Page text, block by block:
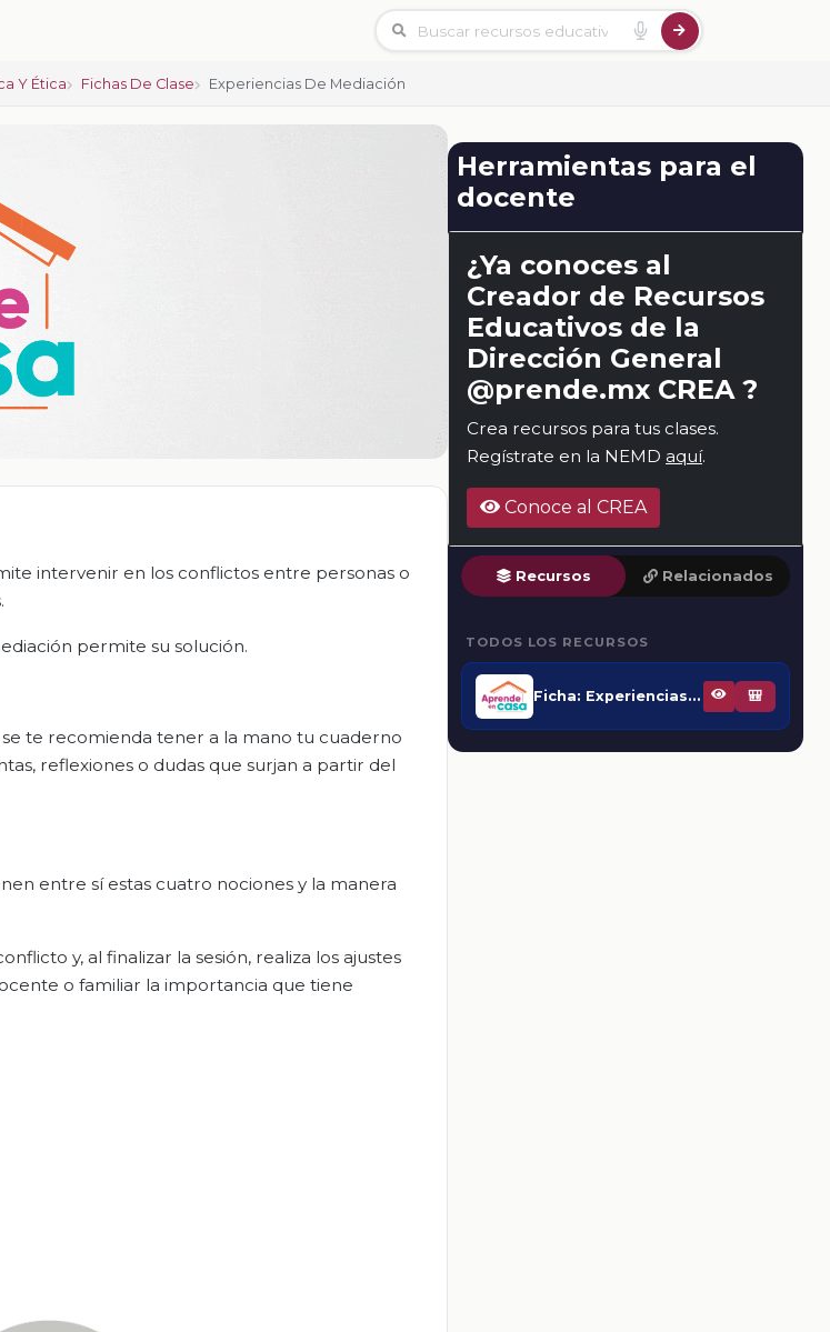
Y Ética Fichas De Clase Experiencias De Mediación
intervenir en los conflictos entre personas o
permite su solución.
te recomienda tener a la mano tu cuaderno
reflexiones o dudas que surjan a partir del
entre sí estas cuatro nociones y la manera
y, al finalizar la sesión, realiza los ajustes
o familiar la importancia que tiene
Herramientas para el
docente
¿Ya conoces al
Creador de Recursos
Educativos de la
Dirección General
@prende.mx CREA ?
Crea recursos para tus clases.
Regístrate en la NEMD aquí.
Conoce al CREA
Recursos Relacionados
TODOS LOS RECURSOS
Ficha: Experiencias de mediación 🎒